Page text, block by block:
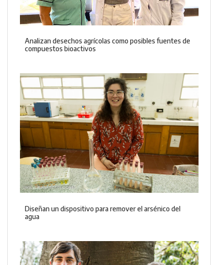
Analizan desechos agrícolas como posibles fuentes de
compuestos bioactivos
Diseñan un dispositivo para remover el arsénico del
agua